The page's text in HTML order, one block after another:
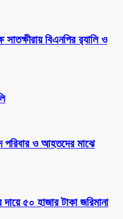
সাতক্ষীরায় বিএনপির র‌্যালি ও
পরিবার ও আহতদের মাঝে
৫০ হাজার টাকা জরিমানা